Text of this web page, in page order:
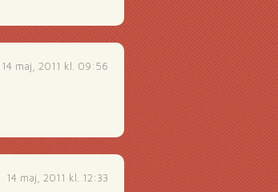
14 maj, 2011 kl. 09:56
14 maj, 2011 kl. 12:33